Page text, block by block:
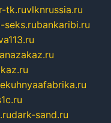
tk.ruvlknrussia.ru
seks.rubankaribi.ru
dark-sand.ru